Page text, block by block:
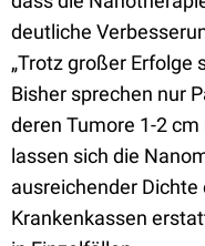
deutliche
„Trotz großer Erfolge
Bisher sprechen nur
deren Tumore 1-2
lassen sich die
ausreichender
Krankenkassen